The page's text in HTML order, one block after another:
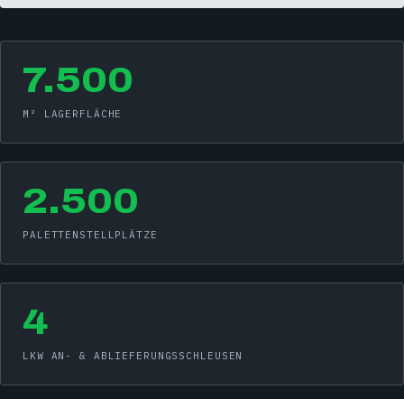
7.500
M² LAGERFLÄCHE
2.500
PALETTENSTELLPLÄTZE
4
LKW AN- & ABLIEFERUNGSSCHLEUSEN